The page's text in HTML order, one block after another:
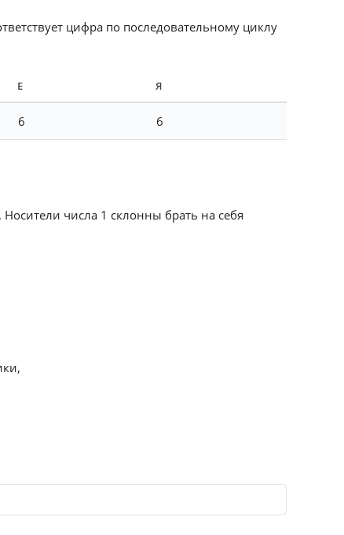
цифра по последовательному циклу
Е Я
6 6
числа 1 склонны брать на себя